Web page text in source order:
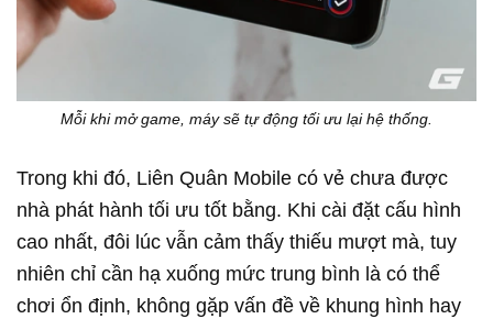
Mỗi khi mở game, máy sẽ tự động tối ưu lại hệ thống.
Trong khi đó, Liên Quân Mobile có vẻ chưa được
nhà phát hành tối ưu tốt bằng. Khi cài đặt cấu hình
cao nhất, đôi lúc vẫn cảm thấy thiếu mượt mà, tuy
nhiên chỉ cần hạ xuống mức trung bình là có thể
chơi ổn định, không gặp vấn đề về khung hình hay